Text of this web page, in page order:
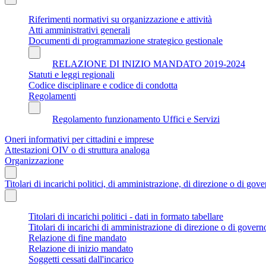
Riferimenti normativi su organizzazione e attività
Atti amministrativi generali
Documenti di programmazione strategico gestionale
RELAZIONE DI INIZIO MANDATO 2019-2024
Statuti e leggi regionali
Codice disciplinare e codice di condotta
Regolamenti
Regolamento funzionamento Uffici e Servizi
Oneri informativi per cittadini e imprese
Attestazioni OIV o di struttura analoga
Organizzazione
Titolari di incarichi politici, di amministrazione, di direzione o di
Titolari di incarichi politici - dati in formato tabellare
Titolari di incarichi di amministrazione di direzione o di
Relazione di fine mandato
Relazione di inizio mandato
Soggetti cessati dall'incarico